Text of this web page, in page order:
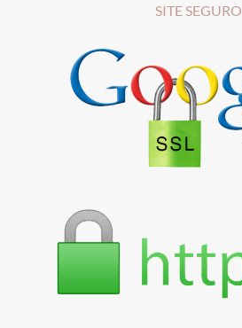
SITE SEGURO